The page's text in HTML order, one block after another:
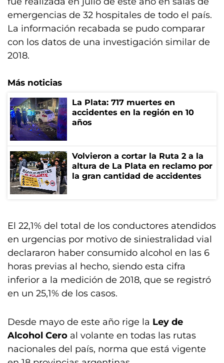
emergencias de 32 hospitales de todo el país.
La información recabada se pudo comparar
con los datos de una investigación similar de
2018.
Más noticias
La Plata: 717 muertes en
accidentes en la región en 10
años
Volvieron a cortar la Ruta 2 a la
altura de La Plata en reclamo por
la gran cantidad de accidentes
El 22,1% del total de los conductores atendidos
en urgencias por motivo de siniestralidad vial
declararon haber consumido alcohol en las 6
horas previas al hecho, siendo esta cifra
inferior a la medición de 2018, que se registró
en un 25,1% de los casos.
Desde mayo de este año rige la Ley de
Alcohol Cero al volante en todas las rutas
nacionales del país, norma que está vigente